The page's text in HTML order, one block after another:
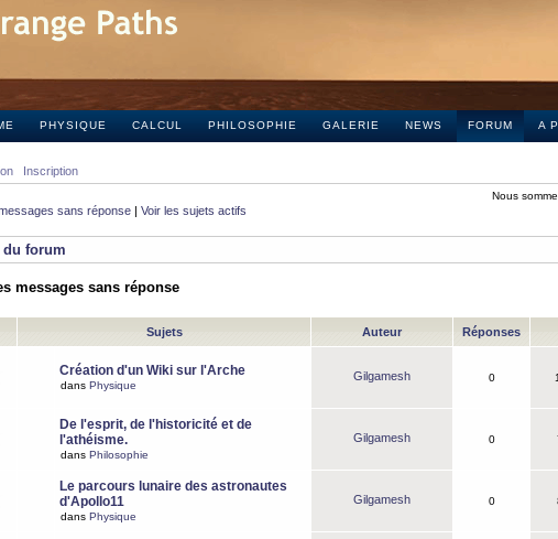
PHYSIQUE CALCUL PHILOSOPHIE GALERIE NEWS FORUM A
Inscription
Nous
sans réponse | Voir les sujets actifs
du forum
messages sans réponse
Sujets Auteur Réponses
Création d'un Wiki sur l'Arche
dans Physique
Gilgamesh 0
De l'esprit, de l'historicité et de
l'athéisme.
dans Philosophie
Gilgamesh 0
Le parcours lunaire des astronautes
d'Apollo11
dans Physique
Gilgamesh 0